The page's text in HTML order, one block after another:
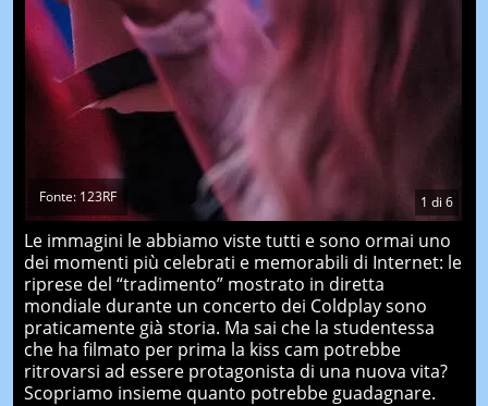
1 di 6
Fonte: 123RF
Le immagini le abbiamo viste tutti e sono ormai uno
dei momenti più celebrati e memorabili di Internet: le
riprese del “tradimento” mostrato in diretta
mondiale durante un concerto dei Coldplay sono
praticamente già storia. Ma sai che la studentessa
che ha filmato per prima la kiss cam potrebbe
ritrovarsi ad essere protagonista di una nuova vita?
Scopriamo insieme quanto potrebbe guadagnare.